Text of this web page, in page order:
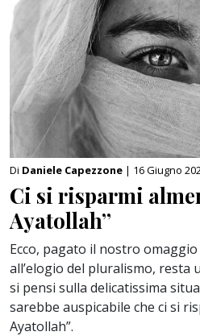
Di Daniele Capezzone | 16 Giugno
Ci si risparmi
Ayatollah”
Ecco, pagato il nostro
all’elogio del pluralismo, resta
si pensi sulla delicatissima
sarebbe auspicabile che ci si
Ayatollah”.